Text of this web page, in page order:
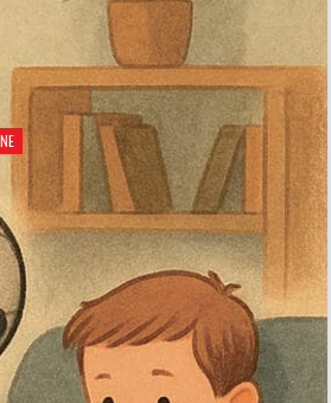
Natation Santé 2026